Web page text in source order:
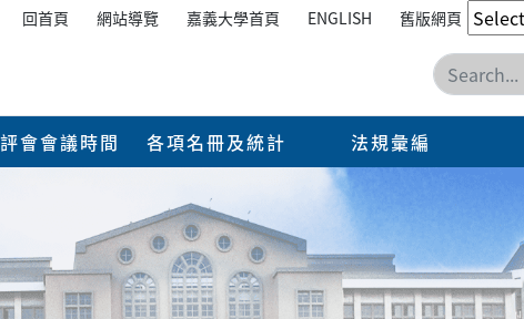
回首頁 網站導覽 嘉義大學首頁 ENGLISH 舊版網頁
會會議時間 各項名冊及統計 法規彙編